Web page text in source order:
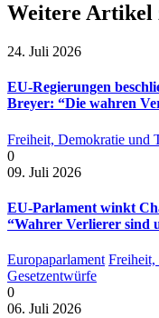
Weitere Artikel
24. Juli 2026
EU-Regierungen
Breyer: “Die wahren
Freiheit, Demokratie und
0
09. Juli 2026
EU-Parlament winkt
“Wahrer Verlierer sind
Europaparlament Freiheit,
Gesetzentwürfe
0
06. Juli 2026